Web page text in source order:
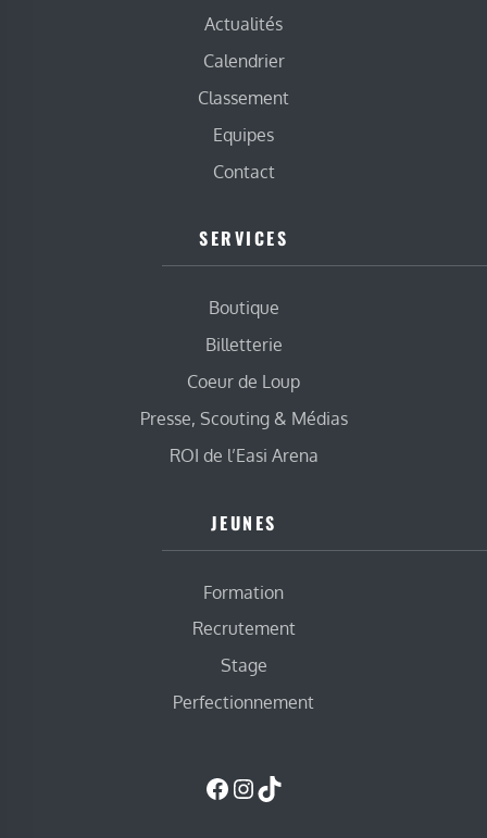
Actualités
Calendrier
Classement
Equipes
Contact
SERVICES
Boutique
Billetterie
Coeur de Loup
Presse, Scouting & Médias
ROI de l’Easi Arena
JEUNES
Formation
Recrutement
Stage
Perfectionnement
Facebook
Instagram
TikTok